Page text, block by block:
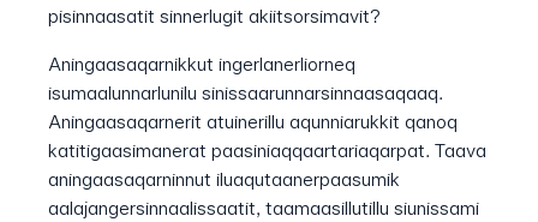
pisinnaasatit sinnerlugit akiitsorsimavit?
Aningaasaqarnikkut ingerlanerliorneq
isumaalunnarlunilu sinissaarunnarsinnaasaqaaq.
Aningaasaqarnerit atuinerillu aqunniarukkit qanoq
katitigaasimanerat paasiniaqqaartariaqarpat. Taava
aningaasaqarninnut iluaqutaanerpaasumik
aalajangersinnaalissaatit, taamaasillutillu siunissami